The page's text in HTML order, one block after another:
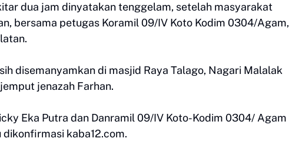
dua jam dinyatakan tenggelam, setelah masyarakat
bersama petugas Koramil 09/IV Koto Kodim 0304/Agam,
disemanyamkan di masjid Raya Talago, Nagari Malalak
jenazah Farhan.
Eka Putra dan Danramil 09/IV Koto-Kodim 0304/ Agam
kaba12.com.